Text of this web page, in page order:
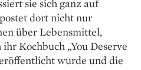
sie sich ganz auf
dort nicht nur
über Lebensmittel,
Kochbuch „You Deserve
wurde und die